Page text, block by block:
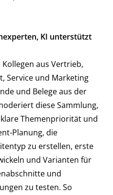
KI unterstützt
aus Vertrieb,
Service und Marketing
und Belege aus der
diese Sammlung,
Themenpriorität und
Planung, die
zu erstellen, erste
und Varianten für
und
zu testen. So